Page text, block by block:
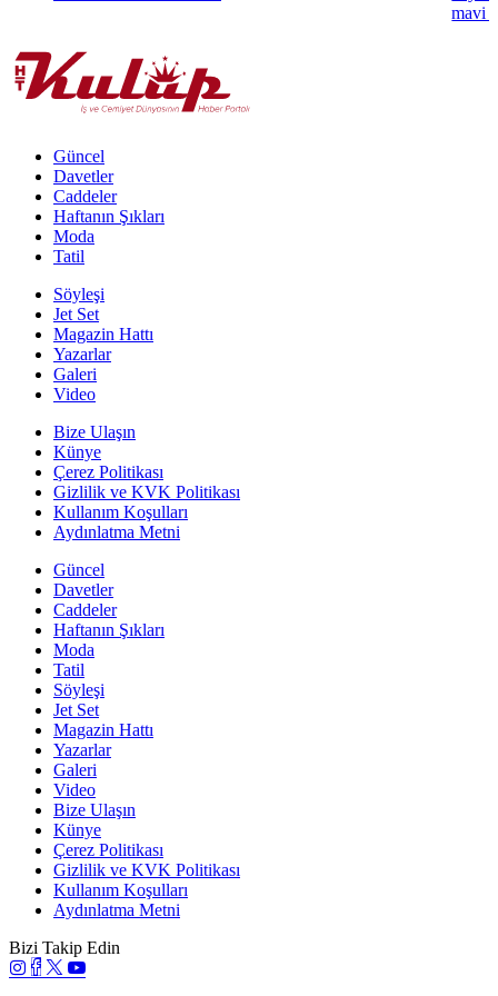
mavi
Güncel
Davetler
Caddeler
Haftanın Şıkları
Moda
Tatil
Söyleşi
Jet Set
Magazin Hattı
Yazarlar
Galeri
Video
Bize Ulaşın
Künye
Çerez Politikası
Gizlilik ve KVK Politikası
Kullanım Koşulları
Aydınlatma Metni
Güncel
Davetler
Caddeler
Haftanın Şıkları
Moda
Tatil
Söyleşi
Jet Set
Magazin Hattı
Yazarlar
Galeri
Video
Bize Ulaşın
Künye
Çerez Politikası
Gizlilik ve KVK Politikası
Kullanım Koşulları
Aydınlatma Metni
Bizi Takip Edin